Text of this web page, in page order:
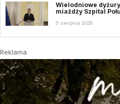
Wielodniowe
miażdży Szpital
5 sierpnia 2026
Reklama